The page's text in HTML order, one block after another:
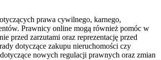
prawa cywilnego, karnego,
Prawnicy online mogą również pomóc w
przed zarzutami oraz reprezentację przed
dotyczące zakupu nieruchomości czy
nowych regulacji prawnych oraz zmian